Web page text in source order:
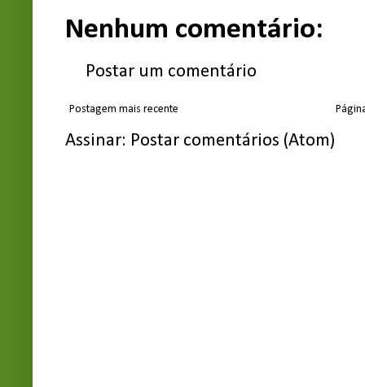
Nenhum comentário:
Postar um comentário
Postagem mais recente
Assinar: Postar comentários (Atom)